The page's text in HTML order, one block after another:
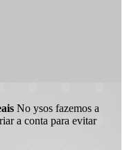
No ysos fazemos a
a conta para evitar